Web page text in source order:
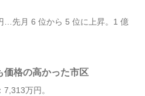
…先月 6 位から 5 位に上昇。1 億
価格の高かった市区
万円。